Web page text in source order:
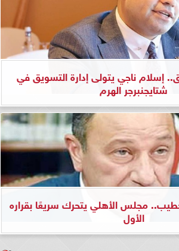
إسلام ناجي يتولى إدارة التسويق في
شتايجنبرجر الهرم
مجلس الأهلي يتحرك سريعًا بقراره
الأول